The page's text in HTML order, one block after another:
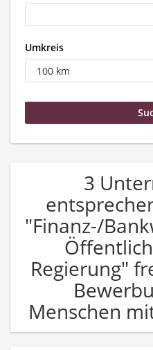
Umkreis
3
"Finanz-/
Regierung"
Menschen